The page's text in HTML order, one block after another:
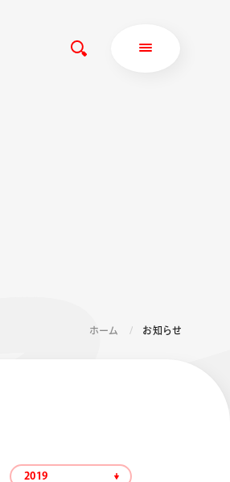
ホーム お知らせ
2019